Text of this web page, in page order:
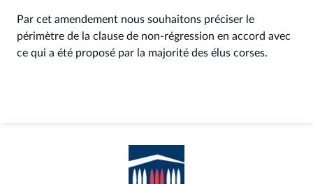
Par cet amendement nous souhaitons préciser le
périmètre de la clause de non-régression en accord avec
ce qui a été proposé par la majorité des élus corses.